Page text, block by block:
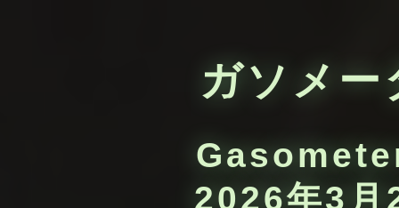
ガソメ
2026年3月